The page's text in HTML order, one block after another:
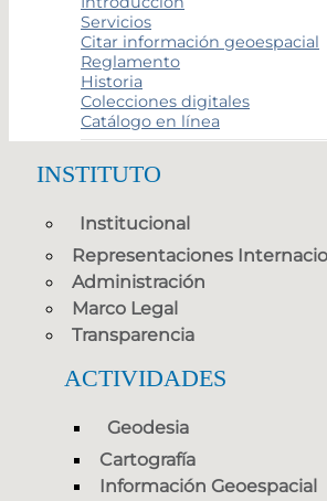
Servicios
Citar información geoespacial
Reglamento
Historia
Colecciones digitales
Catálogo en línea
INSTITUTO
Institucional
Representaciones
Administración
Marco Legal
Transparencia
ACTIVIDADES
Geodesia
Cartografía
Información Geoespacial